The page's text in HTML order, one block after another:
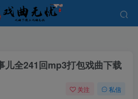
儿全241回mp3打包戏曲下载
关注 私信